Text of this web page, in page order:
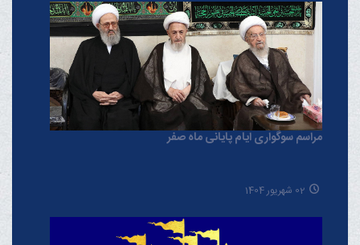
مراسم سوگواری ایام پایانی ماه صفر
02 شهریور 1404